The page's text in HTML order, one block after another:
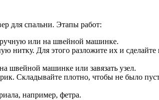
для спальни. Этапы работ:
или на швейной машинке.
нитку. Для этого разложите их и
швейной машинке или завязать узел.
Складывайте плотно, чтобы не было
например, фетра.